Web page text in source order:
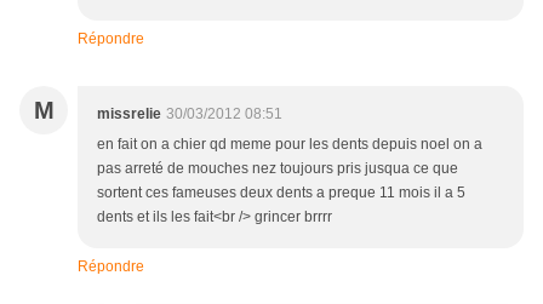
Répondre
M missrelie 30/03/2012 08:51
en fait on a chier qd meme pour les dents depuis noel on a
pas arreté de mouches nez toujours pris jusqua ce que
sortent ces fameuses deux dents a preque 11 mois il a 5
dents et ils les fait<br /> grincer brrrr
Répondre